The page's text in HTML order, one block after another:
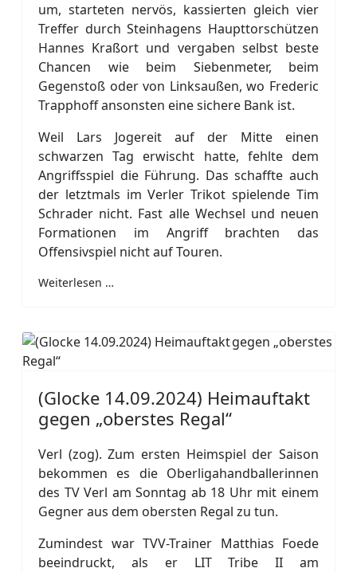
um, starteten nervös, kassierten gleich vier
Treffer durch Steinhagens Haupttorschützen
Hannes Kraßort und vergaben selbst beste
Chancen wie beim Siebenmeter, beim
Gegenstoß oder von Linksaußen, wo Frederic
Trapphoff ansonsten eine sichere Bank ist.
Weil Lars Jogereit auf der Mitte einen
schwarzen Tag erwischt hatte, fehlte dem
Angriffsspiel die Führung. Das schaffte auch
der letztmals im Verler Trikot spielende Tim
Schrader nicht. Fast alle Wechsel und neuen
Formationen im Angriff brachten das
Offensivspiel nicht auf Touren.
Weiterlesen …
(Glocke 14.09.2024) Heimauftakt
gegen „oberstes Regal“
Verl (zog). Zum ersten Heimspiel der Saison
bekommen es die Oberligahandballerinnen
des TV Verl am Sonntag ab 18 Uhr mit einem
Gegner aus dem obersten Regal zu tun.
Zumindest war TVV-Trainer Matthias Foede
beeindruckt, als er LIT Tribe II am